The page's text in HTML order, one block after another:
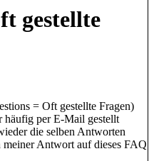
gestellte
= Oft gestellte Fragen)
häufig per E-Mail gestellt
die selben Antworten
Antwort auf dieses FAQ